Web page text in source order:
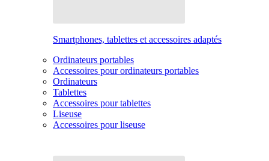
Smartphones, tablettes et accessoires adaptés
Ordinateurs portables
Accessoires pour ordinateurs portables
Ordinateurs
Tablettes
Accessoires pour tablettes
Liseuse
Accessoires pour liseuse